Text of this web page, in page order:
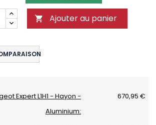
 Ajouter au panier
Expert L1H1 - Hayon -
Aluminium:
670,95 €